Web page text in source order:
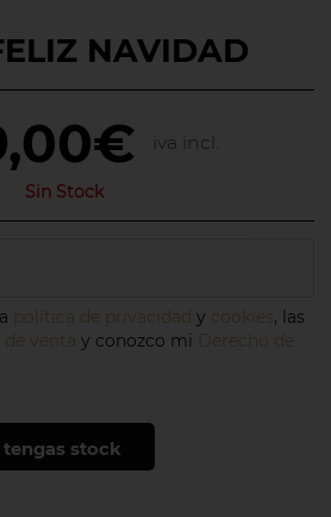
NAVIDAD
iva incl.
Sin Stock
política de privacidad y cookies , las
venta y conozco mi Derecho de
stock